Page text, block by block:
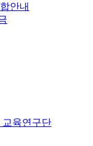
안내
교육연구단